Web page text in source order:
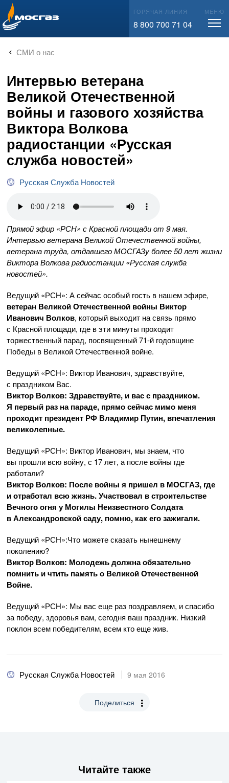
info@mos-gaz.ru ГОРЯЧАЯ ЛИНИЯ
8 800 700 71 04
МЕНЮ
СМИ о нас
Интервью ветерана
Великой Отечественной
войны и газового хозяйства
Виктора Волкова
радиостанции «Русская
служба новостей»
Русская Служба Новостей
Прямой эфир «РСН» с Красной площади от 9 мая.
Интервью ветерана Великой Отечественной войны,
ветерана труда, отдавшего МОСГАЗу более 50 лет жизни
Виктора Волкова радиостанции «Русская служба
новостей».
Ведущий «РСН»: А сейчас особый гость в нашем эфире,
ветеран Великой Отечественной войны Виктор
Иванович Волков, который выходит на связь прямо
с Красной площади, где в эти минуты проходит
торжественный парад, посвященный71-й годовщине
Победы в Великой Отечественной войне.
Ведущий «РСН»: Виктор Иванович, здравствуйте,
с праздником Вас.
Виктор Волков: Здравствуйте, и вас с праздником.
Я первый раз на параде, прямо сейчас мимо меня
проходит президент РФ Владимир Путин, впечатления
великолепные.
Ведущий «РСН»: Виктор Иванович, мы знаем, что
вы прошли всю войну, с 17 лет, а после войны где
работали?
Виктор Волков: После войны я пришел в МОСГАЗ, где
и отработал всю жизнь. Участвовал в строительстве
Вечного огня у Могилы Неизвестного Солдата
в Александровской саду, помню, как его зажигали.
Ведущий «РСН»:Что можете сказать нынешнему
поколению?
Виктор Волков: Молодежь должна обязательно
помнить и чтить память о Великой Отечественной
Войне.
Ведущий «РСН»: Мы вас еще раз поздравляем, и спасибо
за победу, здоровья вам, сегодня ваш праздник. Низкий
поклон всем победителям, всем кто еще жив.
Русская Служба Новостей 9 мая 2016
Поделиться
Читайте также